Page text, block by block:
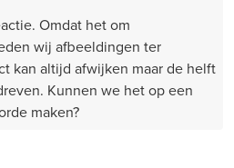
Omdat het om
wij afbeeldingen ter
kan altijd afwijken maar de helft
Kunnen we het op een
maken?